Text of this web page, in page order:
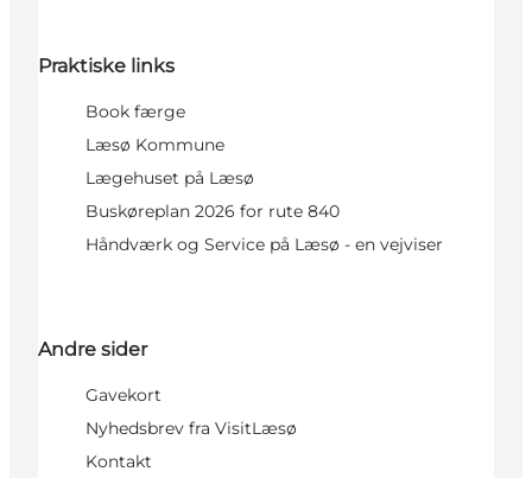
Praktiske links
Book færge
Læsø Kommune
Lægehuset på Læsø
Buskøreplan 2026 for rute 840
Håndværk og Service på Læsø - en vejviser
Andre sider
Gavekort
Nyhedsbrev fra VisitLæsø
Kontakt